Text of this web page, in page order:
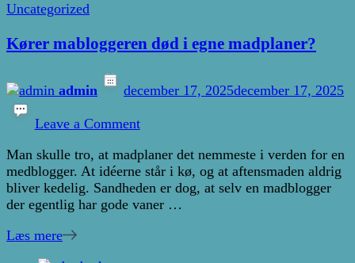
Uncategorized
Kører mabloggeren død i egne madplaner?
admin december 17, 2025december 17, 2025
Leave a CommentKører
død
i
egne
madplaner?
Man skulle tro, at madplaner det nemmeste i verden for en
medblogger. At idéerne står i kø, og at aftensmaden aldrig
bliver kedelig. Sandheden er dog, at selv en madblogger
der egentlig har gode vaner …
Læs mere